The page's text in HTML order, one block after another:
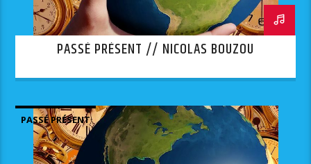
PASSÉ PRÉSENT // NICOLAS BOUZOU
PASSÉ PRÉSENT